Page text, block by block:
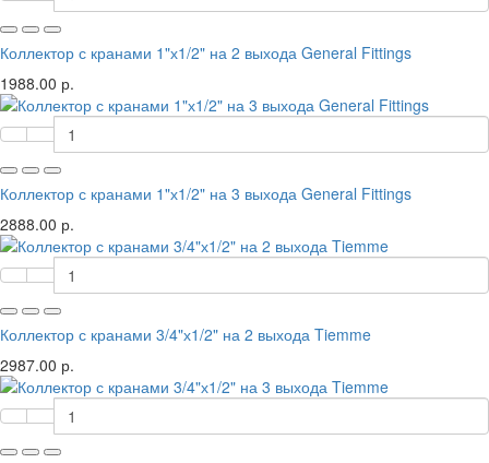
Коллектор с кранами 1"х1/2" на 2 выхода General Fittings
1988.00 р.
Коллектор с кранами 1"х1/2" на 3 выхода General Fittings
2888.00 р.
Коллектор с кранами 3/4"х1/2" на 2 выхода Tiemme
2987.00 р.